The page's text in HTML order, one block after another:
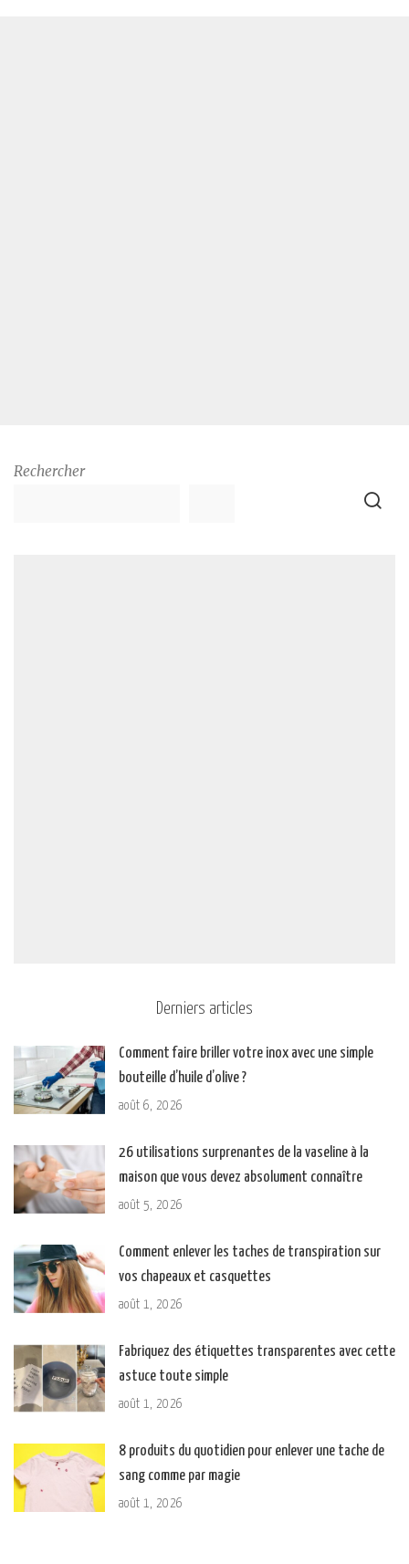
Rechercher
Derniers articles
Comment faire briller votre inox avec une simple
bouteille d’huile d’olive ?
août 6, 2026
26 utilisations surprenantes de la vaseline à la
maison que vous devez absolument connaître
août 5, 2026
Comment enlever les taches de transpiration sur
vos chapeaux et casquettes
août 1, 2026
Fabriquez des étiquettes transparentes avec cette
astuce toute simple
août 1, 2026
8 produits du quotidien pour enlever une tache de
sang comme par magie
août 1, 2026